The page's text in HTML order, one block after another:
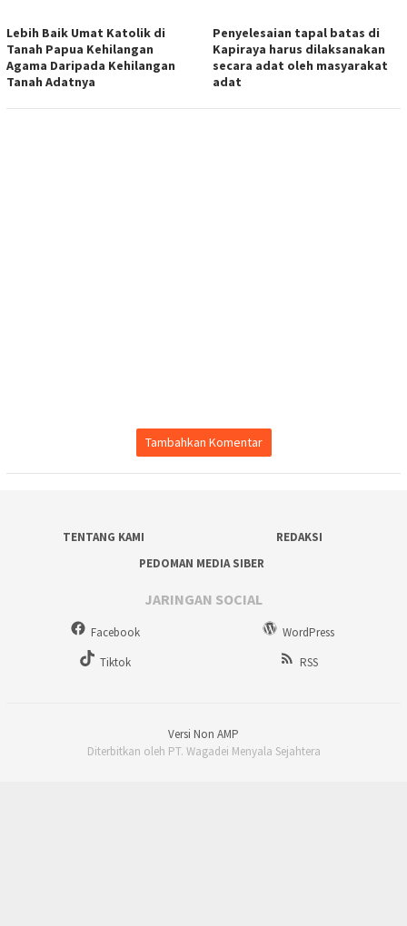
Lebih Baik Umat Katolik di
Tanah Papua Kehilangan
Agama Daripada Kehilangan
Tanah Adatnya
Penyelesaian tapal batas di
Kapiraya harus dilaksanakan
secara adat oleh masyarakat
adat
Tambahkan Komentar
TENTANG KAMI
REDAKSI
PEDOMAN MEDIA SIBER
JARINGAN SOCIAL
Facebook
WordPress
Tiktok
RSS
Versi Non AMP
Diterbitkan oleh PT. Wagadei Menyala Sejahtera